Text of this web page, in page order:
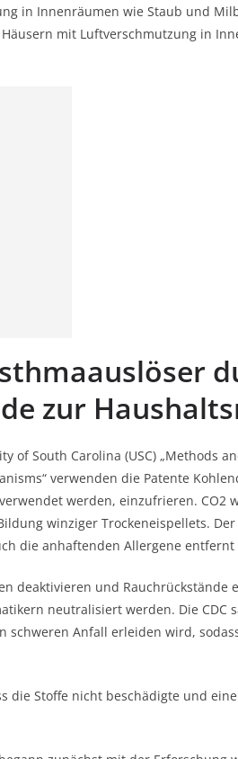
in Innenräumen wie Staub und
mit Luftverschmutzung in
zur
of South Carolina (USC) „Methods
verwenden die Patente
werden, einzufrieren. CO2
winziger Trockeneispellets.
die anhaftenden Allergene entfernt
deaktivieren und Rauchrückstände
neutralisiert werden. Die CDC
schweren Anfall erleiden wird,
die Stoffe nicht beschädigte und